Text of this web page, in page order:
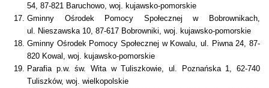
54, 87-821 Baruchowo, woj. kujawsko-pomorskie
Gminny Ośrodek Pomocy Społecznej w Bobrownikach,
ul. Nieszawska 10, 87-617 Bobrowniki, woj. kujawsko-pomorskie
Gminny Ośrodek Pomocy Społecznej w Kowalu, ul. Piwna 24, 87-
820 Kowal, woj. kujawsko-pomorskie
Parafia p.w. św. Wita w Tuliszkowie, ul. Poznańska 1, 62-740
Tuliszków, woj. wielkopolskie